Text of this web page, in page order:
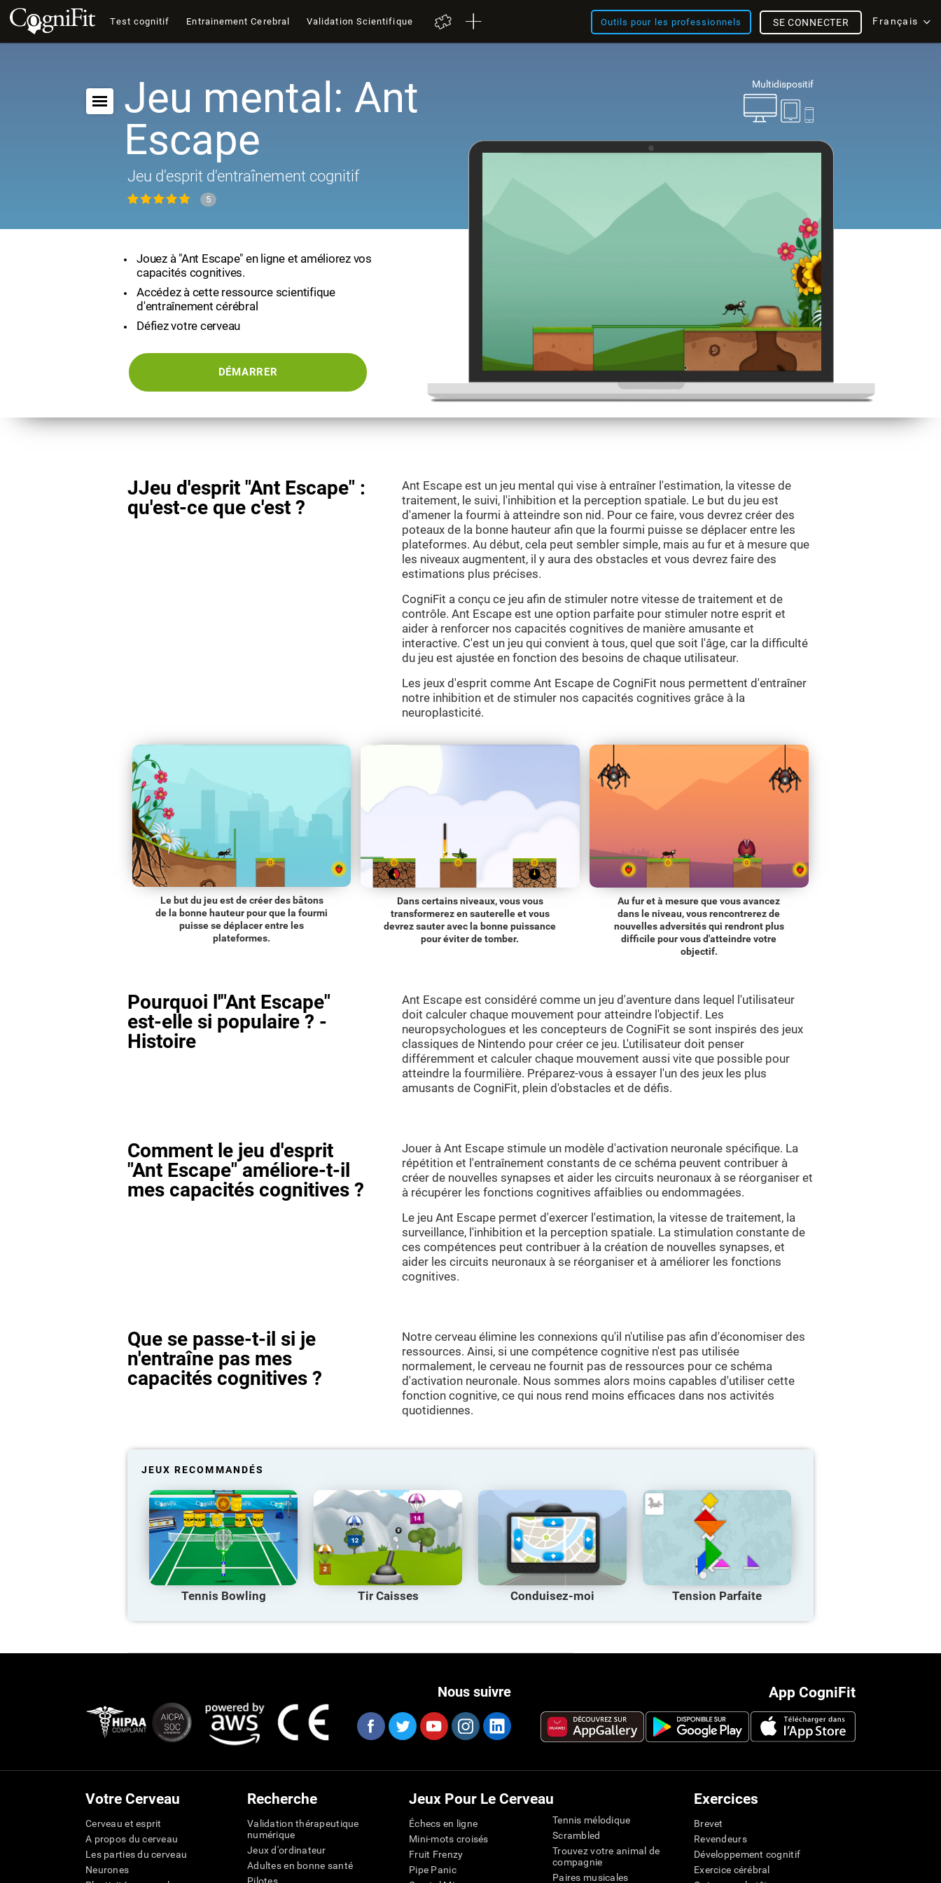
Test cognitif Entrainement Cerebral Validation Scientifique Outils pour les professionnels Français
SE CONNECTER
Multidispositif
Jeu mental: Ant
Escape
Jeu d'esprit d'entraînement cognitif
5
Jouez à "Ant Escape" en ligne et améliorez vos
capacités cognitives.
Accédez à cette ressource scientifique
d'entraînement cérébral
Défiez votre cerveau
DÉMARRER
JJeu d'esprit "Ant Escape" :
qu'est-ce que c'est ?
Ant Escape est un jeu mental qui vise à entraîner l'estimation, la vitesse de
traitement, le suivi, l'inhibition et la perception spatiale. Le but du jeu est
d'amener la fourmi à atteindre son nid. Pour ce faire, vous devrez créer des
poteaux de la bonne hauteur afin que la fourmi puisse se déplacer entre les
plateformes. Au début, cela peut sembler simple, mais au fur et à mesure que
les niveaux augmentent, il y aura des obstacles et vous devrez faire des
estimations plus précises.
CogniFit a conçu ce jeu afin de stimuler notre vitesse de traitement et de
contrôle. Ant Escape est une option parfaite pour stimuler notre esprit et
aider à renforcer nos capacités cognitives de manière amusante et
interactive. C'est un jeu qui convient à tous, quel que soit l'âge, car la difficulté
du jeu est ajustée en fonction des besoins de chaque utilisateur.
Les jeux d'esprit comme Ant Escape de CogniFit nous permettent d'entraîner
notre inhibition et de stimuler nos capacités cognitives grâce à la
neuroplasticité.
Le but du jeu est de créer des bâtons
de la bonne hauteur pour que la fourmi
puisse se déplacer entre les
plateformes.
Dans certains niveaux, vous vous
transformerez en sauterelle et vous
devrez sauter avec la bonne puissance
pour éviter de tomber.
Au fur et à mesure que vous avancez
dans le niveau, vous rencontrerez de
nouvelles adversités qui rendront plus
difficile pour vous d'atteindre votre
objectif.
Pourquoi l'"Ant Escape"
est-elle si populaire ? -
Histoire
Ant Escape est considéré comme un jeu d'aventure dans lequel l'utilisateur
doit calculer chaque mouvement pour atteindre l'objectif. Les
neuropsychologues et les concepteurs de CogniFit se sont inspirés des jeux
classiques de Nintendo pour créer ce jeu. L'utilisateur doit penser
différemment et calculer chaque mouvement aussi vite que possible pour
atteindre la fourmilière. Préparez-vous à essayer l'un des jeux les plus
amusants de CogniFit, plein d'obstacles et de défis.
Comment le jeu d'esprit
"Ant Escape" améliore-t-il
mes capacités cognitives ?
Jouer à Ant Escape stimule un modèle d'activation neuronale spécifique. La
répétition et l'entraînement constants de ce schéma peuvent contribuer à
créer de nouvelles synapses et aider les circuits neuronaux à se réorganiser et
à récupérer les fonctions cognitives affaiblies ou endommagées.
Le jeu Ant Escape permet d'exercer l'estimation, la vitesse de traitement, la
surveillance, l'inhibition et la perception spatiale. La stimulation constante de
ces compétences peut contribuer à la création de nouvelles synapses, et
aider les circuits neuronaux à se réorganiser et à améliorer les fonctions
cognitives.
Que se passe-t-il si je
n'entraîne pas mes
capacités cognitives ?
Notre cerveau élimine les connexions qu'il n'utilise pas afin d'économiser des
ressources. Ainsi, si une compétence cognitive n'est pas utilisée
normalement, le cerveau ne fournit pas de ressources pour ce schéma
d'activation neuronale. Nous sommes alors moins capables d'utiliser cette
fonction cognitive, ce qui nous rend moins efficaces dans nos activités
quotidiennes.
JEUX RECOMMANDÉS
Tennis Bowling Tir Caisses Conduisez-moi Tension Parfaite
App CogniFit
Nous suivre
Votre Cerveau
Cerveau et esprit
A propos du cerveau
Les parties du cerveau
Neurones
Recherche
Validation thérapeutique
numérique
Jeux d'ordinateur
Adultes en bonne santé
Jeux Pour Le Cerveau
Échecs en ligne
Mini-mots croisés
Fruit Frenzy
Pipe Panic
Tennis mélodique
Scrambled
Trouvez votre animal de
compagnie
Paires musicales
Exercices
Brevet
Revendeurs
Développement cognitif
Exercice cérébral